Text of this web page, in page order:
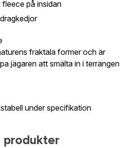
på insidan
fraktala former och är
jägaren att smälta in i terrängen
under specifikation
produkter
personuppgifter behandlas enligt